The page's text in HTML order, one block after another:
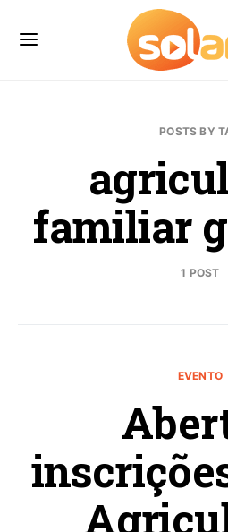
POSTS BY
familiar
1 POST
EVENTO